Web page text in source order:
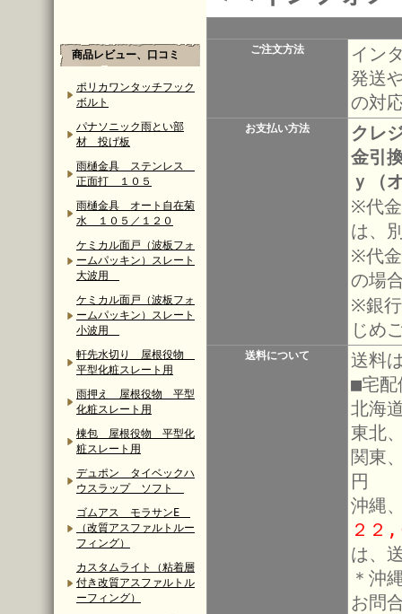
商品レビュー、口コミ
ポリカワンタッチフック
ボルト
パナソニック雨とい部
材 投げ板
雨樋金具 ステンレス
正面打 １０５
雨樋金具 オート自在菊
水 １０５／１２０
ケミカル面戸（波板フォ
ームパッキン）スレート
大波用
ケミカル面戸（波板フォ
ームパッキン）スレート
小波用
軒先水切り 屋根役物
平型化粧スレート用
雨押え 屋根役物 平型
化粧スレート用
棟包 屋根役物 平型化
粧スレート用
デュポン タイベックハ
ウスラップ ソフト
ゴムアス モラサンE
（改質アスファルトルー
フィング）
カスタムライト（粘着層
付き改質アスファルトル
ーフィング）
ご注文方法
イン
発送
の対
お支払い方法
クレ
金引
ｙ（
※代
は、
※代
の場
※銀
じめ
送料について
送料
■宅配
北海
東北
関東
円
沖縄
２２,
は、
＊沖
お問